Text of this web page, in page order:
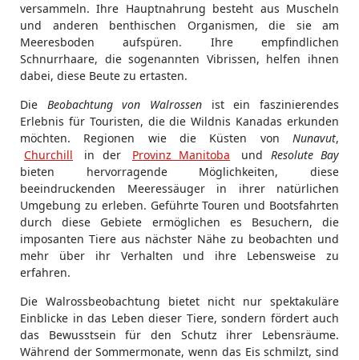
versammeln. Ihre Hauptnahrung besteht aus Muscheln
und anderen benthischen Organismen, die sie am
Meeresboden aufspüren. Ihre empfindlichen
Schnurrhaare, die sogenannten Vibrissen, helfen ihnen
dabei, diese Beute zu ertasten.
Die Beobachtung von Walrossen ist ein faszinierendes
Erlebnis für Touristen, die die Wildnis Kanadas erkunden
möchten. Regionen wie die Küsten von Nunavut,
Churchill
in der Provinz Manitoba und Resolute Bay
bieten hervorragende Möglichkeiten, diese
beeindruckenden Meeressäuger in ihrer natürlichen
Umgebung zu erleben. Geführte Touren und Bootsfahrten
durch diese Gebiete ermöglichen es Besuchern, die
imposanten Tiere aus nächster Nähe zu beobachten und
mehr über ihr Verhalten und ihre Lebensweise zu
erfahren.
Die Walrossbeobachtung bietet nicht nur spektakuläre
Einblicke in das Leben dieser Tiere, sondern fördert auch
das Bewusstsein für den Schutz ihrer Lebensräume.
Während der Sommermonate, wenn das Eis schmilzt, sind